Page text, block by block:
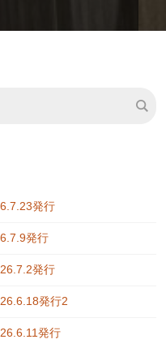
発行
発行
発行
発行2
発行